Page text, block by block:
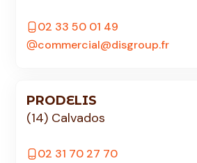
02 33 50 01 49
commercial@disgroup.fr
PRODELIS
(14) Calvados
02 31 70 27 70